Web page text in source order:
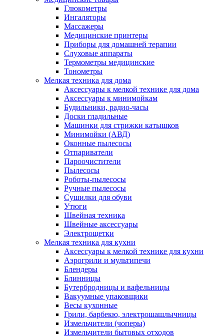
Глюкометры
Ингаляторы
Массажеры
Медицинские принтеры
Приборы для домашней терапии
Слуховые аппараты
Термометры медицинские
Тонометры
Мелкая техника для дома
Аксессуары к мелкой технике для дома
Аксессуары к минимойкам
Будильники, радио-часы
Доски гладильные
Машинки для стрижки катышков
Минимойки (АВД)
Оконные пылесосы
Отпариватели
Пароочистители
Пылесосы
Роботы-пылесосы
Ручные пылесосы
Сушилки для обуви
Утюги
Швейная техника
Швейные аксессуары
Электрощетки
Мелкая техника для кухни
Аксессуары к мелкой технике для кухни
Аэрогрили и мультипечи
Блендеры
Блинницы
Бутербродницы и вафельницы
Вакуумные упаковщики
Весы кухонные
Грили, барбекю, электрошашлычницы
Измельчители (чоперы)
Измельчители бытовых отходов